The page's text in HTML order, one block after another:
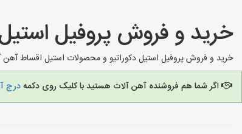
خرید و فروش پروفیل استیل
خرید و فروش پروفیل استیل دکوراتیو و محصولات استیل اقساط آهن
اگر شما هم فروشنده آهن آلات هستید با کلیک روی دکمهدرج